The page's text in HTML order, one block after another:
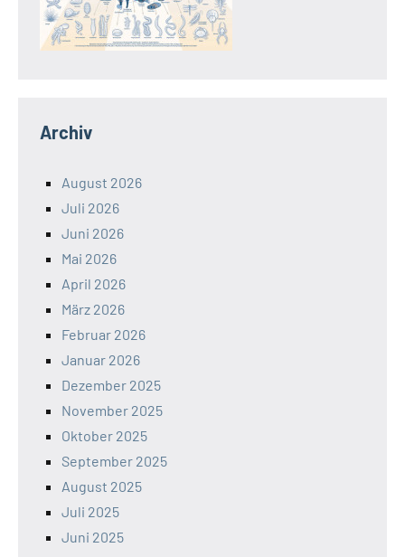
Archiv
August 2026
Juli 2026
Juni 2026
Mai 2026
April 2026
März 2026
Februar 2026
Januar 2026
Dezember 2025
November 2025
Oktober 2025
September 2025
August 2025
Juli 2025
Juni 2025